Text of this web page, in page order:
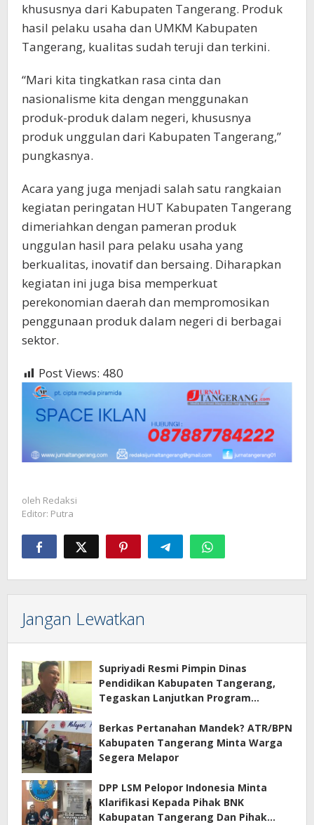
khususnya dari Kabupaten Tangerang. Produk
hasil pelaku usaha dan UMKM Kabupaten
Tangerang, kualitas sudah teruji dan terkini.
“Mari kita tingkatkan rasa cinta dan
nasionalisme kita dengan menggunakan
produk-produk dalam negeri, khususnya
produk unggulan dari Kabupaten Tangerang,”
pungkasnya.
Acara yang juga menjadi salah satu rangkaian
kegiatan peringatan HUT Kabupaten Tangerang
dimeriahkan dengan pameran produk
unggulan hasil para pelaku usaha yang
berkualitas, inovatif dan bersaing. Diharapkan
kegiatan ini juga bisa memperkuat
perekonomian daerah dan mempromosikan
penggunaan produk dalam negeri di berbagai
sektor.
Post Views: 480
oleh Redaksi
Editor: Putra
Jangan Lewatkan
Supriyadi Resmi Pimpin Dinas
Pendidikan Kabupaten Tangerang,
Tegaskan Lanjutkan Program
Berkas Pertanahan Mandek? ATR/BPN
Kabupaten Tangerang Minta Warga
Segera Melapor
DPP LSM Pelopor Indonesia Minta
Klarifikasi Kepada Pihak BNK
Kabupatan Tangerang Dan Pihak